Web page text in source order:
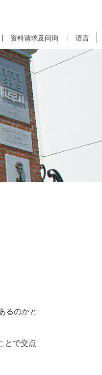
资料请求及问询 语言
るのかと
とで交点